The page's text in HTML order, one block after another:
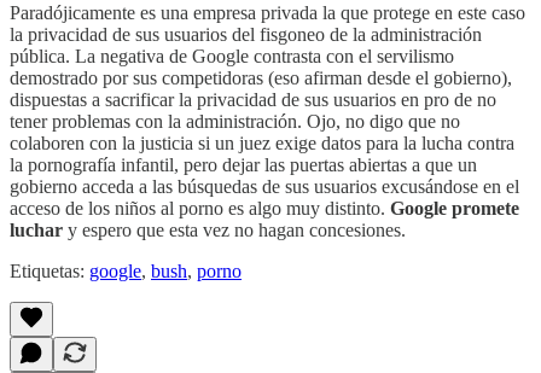
Paradójicamente es una empresa privada la que protege en este caso
la privacidad de sus usuarios del fisgoneo de la administración
pública. La negativa de Google contrasta con el servilismo
demostrado por sus competidoras (eso afirman desde el gobierno),
dispuestas a sacrificar la privacidad de sus usuarios en pro de no
tener problemas con la administración. Ojo, no digo que no
colaboren con la justicia si un juez exige datos para la lucha contra
la pornografía infantil, pero dejar las puertas abiertas a que un
gobierno acceda a las búsquedas de sus usuarios excusándose en el
acceso de los niños al porno es algo muy distinto. Google promete
luchar y espero que esta vez no hagan concesiones.
Etiquetas: google, bush, porno